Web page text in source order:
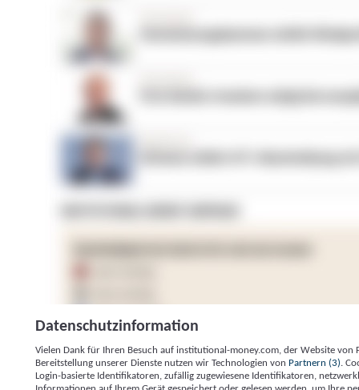
Datenschutzinformation
Vielen Dank für Ihren Besuch auf institutional-money.com, der Website von
Bereitstellung unserer Dienste nutzen wir Technologien von Partnern (3) .
Login-basierte Identifikatoren, zufällig zugewiesene Identifikatoren,